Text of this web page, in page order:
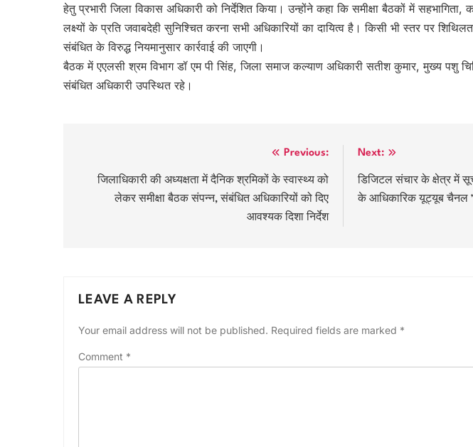
हेतु प्रभारी जिला विकास अधिकारी को निर्देशित किया। उन्होंने कहा कि समीक्षा बैठकों में सहभागिता,
लक्ष्यों के प्रति जवाबदेही सुनिश्चित करना सभी अधिकारियों का दायित्व है। किसी भी स्तर पर
संबंधित के विरुद्ध नियमानुसार कार्रवाई की जाएगी।
बैठक में एएलसी श्रम विभाग डॉ एम पी सिंह, जिला समाज कल्याण अधिकारी सतीश कुमार, मुख्य पशु
संबंधित अधिकारी उपस्थित रहे।
navigation
Previous:
जिलाधिकारी की अध्यक्षता में दैनिक श्रमिकों के स्वास्थ्य को
लेकर समीक्षा बैठक संपन्न, संबंधित अधिकारियों को दिए
आवश्यक दिशा निर्देश
Next:
डिजिटल संचार के क्षेत्र में
के आधिकारिक यूट्यूब चैनल
LEAVE A REPLY
Your email address will not be published. Required fields are marked *
Comment *